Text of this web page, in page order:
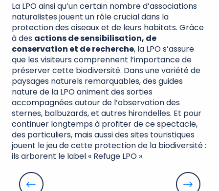
La LPO ainsi qu’un certain nombre d’associations
naturalistes jouent un rôle crucial dans la
protection des oiseaux et de leurs habitats. Grâce
à des actions de sensibilisation, de
conservation et de recherche, la LPO s’assure
que les visiteurs comprennent l’importance de
préserver cette biodiversité. Dans une variété de
paysages naturels remarquables, des guides
nature de la LPO animent des sorties
accompagnées autour de l’observation des
sternes, balbuzards, et autres hirondelles. Et pour
continuer longtemps à profiter de ce spectacle,
des particuliers, mais aussi des sites touristiques
jouent le jeu de cette protection de la biodiversité :
ils arborent le label « Refuge LPO ».